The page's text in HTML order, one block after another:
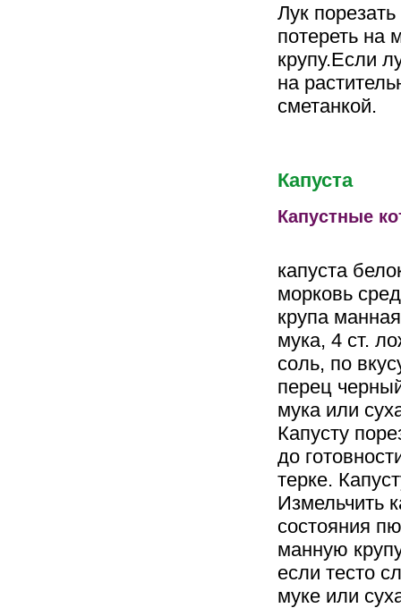
Лук
потереть на
крупу.Если
на
сметанкой.
Капуста
Капустные
капуста
морковь
крупа
мука, 4 ст.
соль, по
перец
мука или
Капусту
до
терке.
Измельчить
состояния
манную
если тесто
муке или